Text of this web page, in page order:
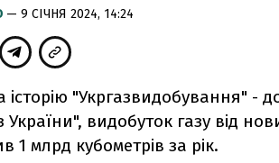
— 9 СІЧНЯ 2024, 14:24
"Укргазвидобування" -
України", видобуток газу від
1 млрд кубометрів за рік.